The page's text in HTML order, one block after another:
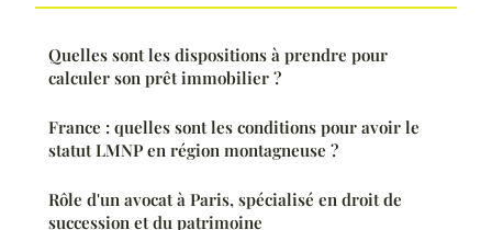
Quelles sont les dispositions à prendre pour
calculer son prêt immobilier ?
France : quelles sont les conditions pour avoir le
statut LMNP en région montagneuse ?
Rôle d'un avocat à Paris, spécialisé en droit de
succession et du patrimoine